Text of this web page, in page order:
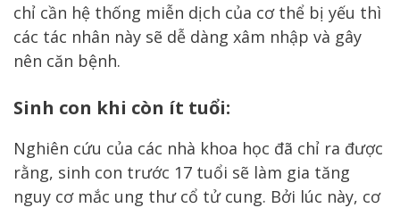
chỉ cần hệ thống miễn dịch của cơ thể bị yếu thì
các tác nhân này sẽ dễ dàng xâm nhập và gây
nên căn bệnh.
Sinh con khi còn ít tuổi:
Nghiên cứu của các nhà khoa học đã chỉ ra được
rằng, sinh con trước 17 tuổi sẽ làm gia tăng
nguy cơ mắc ung thư cổ tử cung. Bởi lúc này, cơ